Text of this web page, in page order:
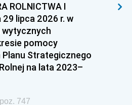
ROLNICTWA I
29 lipca 2026 r. w
pomocy
Strategicznego
na lata 2023–
747